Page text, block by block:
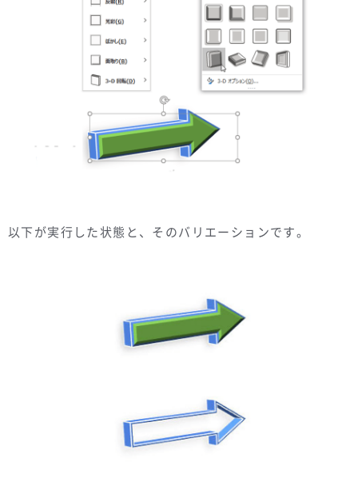
以下が実行した状態と、そのバリエーションです。